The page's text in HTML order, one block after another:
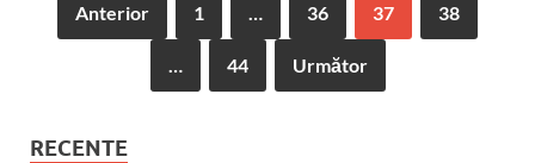
Anterior 1 … 36 37 38
… 44 Următor
RECENTE